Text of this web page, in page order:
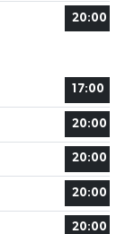
20:00
17:00
20:00
20:00
20:00
20:00